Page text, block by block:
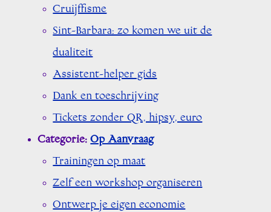
Cruijffisme
Sint-Barbara: zo komen we uit de
dualiteit
Assistent-helper gids
Dank en toeschrijving
Tickets zonder QR, hipsy, euro
Categorie:Op Aanvraag
Trainingen op maat
Zelf een workshop organiseren
Ontwerp je eigen economie